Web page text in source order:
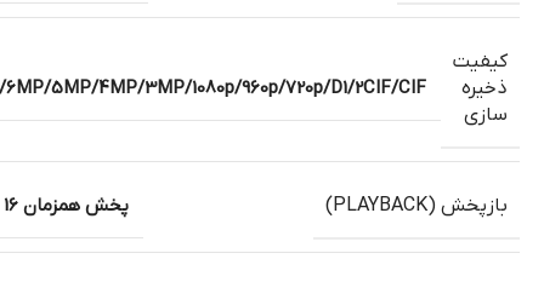
کیفیت
ذخیره
سازی
5MP/4MP/3MP/1080p/960p/720p/D1/2CIF/CIF
بازپخش (PLAYBACK) پخش همزمان 16 کانال